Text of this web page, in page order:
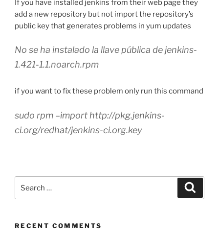
If you have installed jenkins from their web page they
add a new repository but not import the repository’s
public key that generates problems in yum updates
No se ha instalado la llave pública de jenkins-
1.421-1.1.noarch.rpm
if you want to fix these problem only run this command
sudo rpm –import http://pkg.jenkins-
ci.org/redhat/jenkins-ci.org.key
for:
RECENT COMMENTS